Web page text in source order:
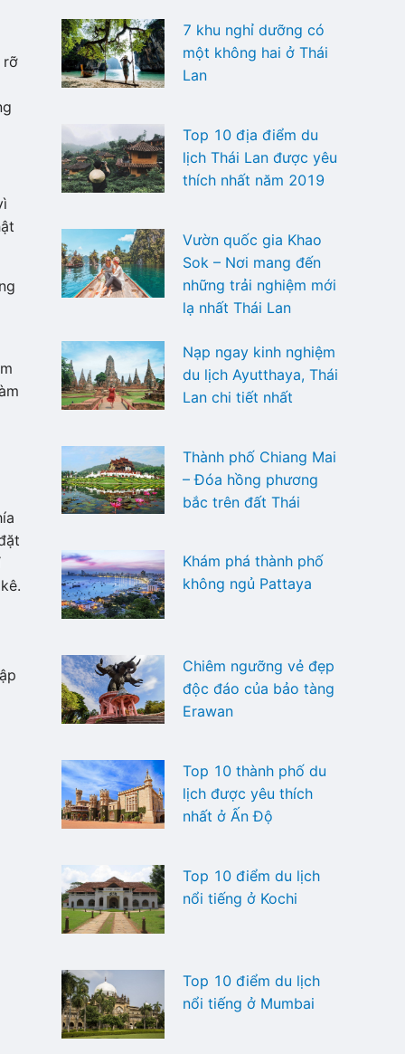
rỡ
7 khu nghỉ dưỡng có
một không hai ở Thái
Lan
Top 10 địa điểm du
lịch Thái Lan được yêu
thích nhất năm 2019
Vườn quốc gia Khao
Sok – Nơi mang đến
những trải nghiệm mới
lạ nhất Thái Lan
Nạp ngay kinh nghiệm
du lịch Ayutthaya, Thái
Lan chi tiết nhất
Thành phố Chiang Mai
– Đóa hồng phương
bắc trên đất Thái
Khám phá thành phố
không ngủ Pattaya
Chiêm ngưỡng vẻ đẹp
độc đáo của bảo tàng
Erawan
Top 10 thành phố du
lịch được yêu thích
nhất ở Ấn Độ
Top 10 điểm du lịch
nổi tiếng ở Kochi
Top 10 điểm du lịch
nổi tiếng ở Mumbai